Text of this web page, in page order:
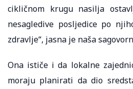
cikličnom krugu nasilja
nesagledive posljedice po
zdravlje“, jasna je naša
Ona ističe i da lokalne
moraju planirati da dio